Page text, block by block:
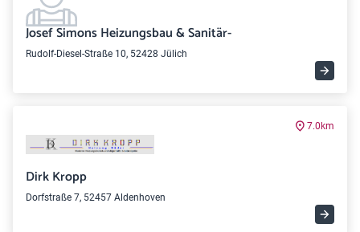
Josef Simons Heizungsbau & Sanitär-
Rudolf-Diesel-Straße 10, 52428 Jülich
7.0km
Dirk Kropp
Dorfstraße 7, 52457 Aldenhoven